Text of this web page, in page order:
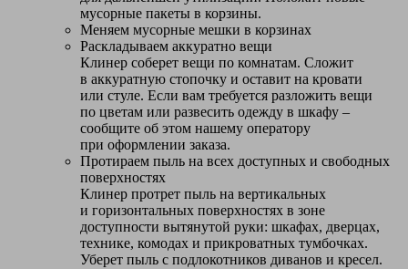
мусорные пакеты в корзины.
Меняем мусорные мешки в корзинах
Раскладываем аккуратно вещи
Клинер соберет вещи по комнатам. Сложит
в аккуратную стопочку и оставит на кровати
или стуле. Если вам требуется разложить вещи
по цветам или развесить одежду в шкафу –
сообщите об этом нашему оператору
при оформлении заказа.
Протираем пыль на всех доступных и свободных
поверхностях
Клинер протрет пыль на вертикальных
и горизонтальных поверхностях в зоне
доступности вытянутой руки: шкафах, дверцах,
технике, комодах и прикроватных тумбочках.
Уберет пыль с подлокотников диванов и кресел.